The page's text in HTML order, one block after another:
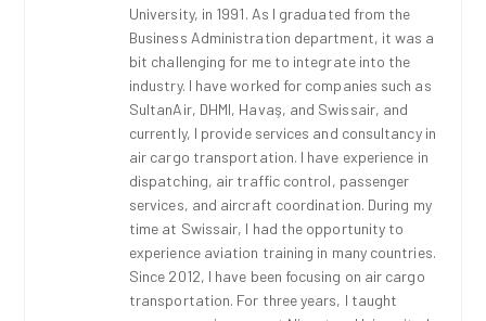
University, in 1991. As I graduated from the
Business Administration department, it was a
bit challenging for me to integrate into the
industry. I have worked for companies such as
SultanAir, DHMI, Havaş, and Swissair, and
currently, I provide services and consultancy in
air cargo transportation. I have experience in
dispatching, air traffic control, passenger
services, and aircraft coordination. During my
time at Swissair, I had the opportunity to
experience aviation training in many countries.
Since 2012, I have been focusing on air cargo
transportation. For three years, I taught